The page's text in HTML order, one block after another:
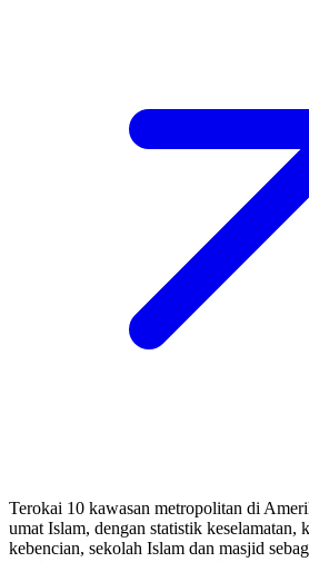
Terokai 10 kawasan metropolitan di
umat Islam, dengan statistik keselamatan,
kebencian, sekolah Islam dan masjid